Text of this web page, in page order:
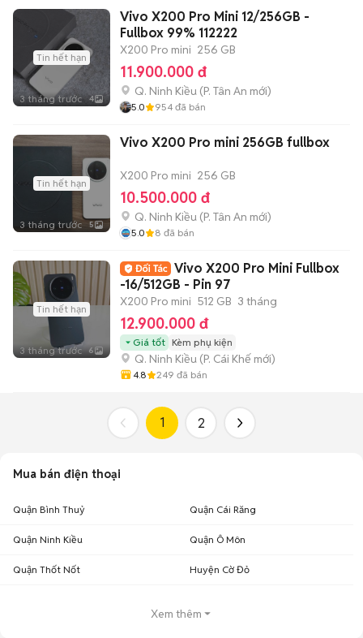
Tin hết hạn
3 tháng trước 4
Vivo X200 Pro Mini 12/256GB -
Fullbox 99% 112222
X200 Pro mini 256 GB
11.900.000 đ
Q. Ninh Kiều (P. Tân An mới)
5.0 954 đã bán
Tin hết hạn
3 tháng trước 5
Vivo X200 Pro mini 256GB fullbox
X200 Pro mini 256 GB
10.500.000 đ
Q. Ninh Kiều (P. Tân An mới)
5.0 8 đã bán
Tin hết hạn
3 tháng trước 6
Vivo X200 Pro Mini Fullbox
-16/512GB - Pin 97
X200 Pro mini 512 GB 3 tháng
12.900.000 đ
Giá tốt Kèm phụ kiện
Q. Ninh Kiều (P. Cái Khế mới)
4.8 249 đã bán
1 2
Mua bán điện thoại
Quận Bình Thuỷ Quận Cái Răng
Quận Ninh Kiều Quận Ô Môn
Quận Thốt Nốt Huyện Cờ Đỏ
Xem thêm